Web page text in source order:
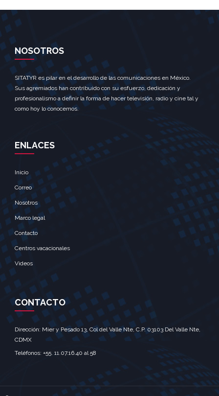
NOSOTROS
SITATYR es pilar en el desarrollo de las comunicaciones en México.
Sus agremiados han contribuido con su esfuerzo, dedicación y
profesionalismo a definir la forma de hacer televisión, radio y cine tal y
como hoy lo conocemos.
ENLACES
Inicio
Correo
Nosotros
Marco legal
Contacto
Centros vacacionales
Videos
CONTACTO
Dirección: Mier y Pesado 13, Col del Valle Nte, C.P. 03103 Del Valle Nte,
CDMX‎
Teléfonos: +55. 11.07.16.40 al 58‎